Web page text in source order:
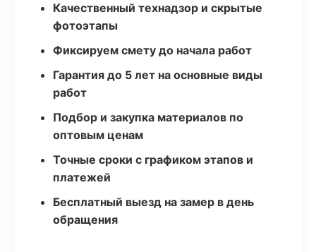
Качественный технадзор и скрытые
фотоэтапы
Фиксируем смету до начала работ
Гарантия до 5 лет на основные виды
работ
Подбор и закупка материалов по
оптовым ценам
Точные сроки с графиком этапов и
платежей
Бесплатный выезд на замер в день
обращения